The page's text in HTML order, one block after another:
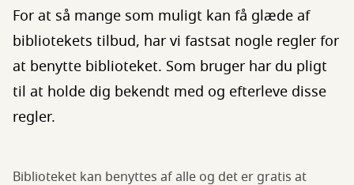
For at så mange som muligt kan få glæde af
bibliotekets tilbud, har vi fastsat nogle regler for
at benytte biblioteket. Som bruger har du pligt
til at holde dig bekendt med og efterleve disse
regler.
Biblioteket kan benyttes af alle og det er gratis at